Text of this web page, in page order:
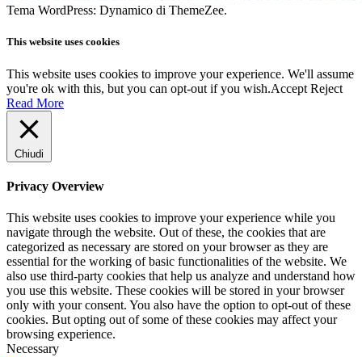
Tema WordPress: Dynamico di ThemeZee.
This website uses cookies
This website uses cookies to improve your experience. We'll assume
you're ok with this, but you can opt-out if you wish.Accept Reject
Read More
Chiudi
Privacy Overview
This website uses cookies to improve your experience while you
navigate through the website. Out of these, the cookies that are
categorized as necessary are stored on your browser as they are
essential for the working of basic functionalities of the website. We
also use third-party cookies that help us analyze and understand how
you use this website. These cookies will be stored in your browser
only with your consent. You also have the option to opt-out of these
cookies. But opting out of some of these cookies may affect your
browsing experience.
Necessary